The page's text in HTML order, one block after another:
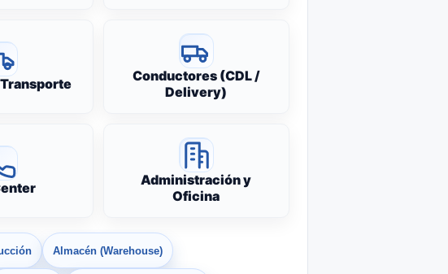
Conductores (CDL /
Delivery)
Administración y
Oficina
Almacén (Warehouse)